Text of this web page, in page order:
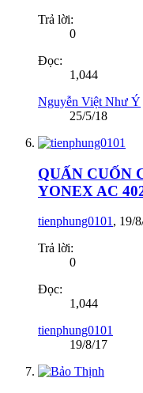
Trả lời:
0
Đọc:
1,044
Nguyễn Việt Như Ý
25/5/18
QUẤN CUỐN
YONEX AC
tienphung0101 , 19/
Trả lời:
0
Đọc:
1,044
tienphung0101
19/8/17